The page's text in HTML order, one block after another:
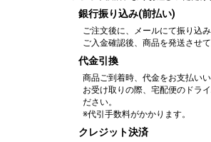
銀行振り込み(前払い)
ご注文後に、メールにて振り込
ご入金確認後、商品を発送させて
代金引換
商品ご到着時、代金をお支払いい
お受け取りの際、宅配便のドラ
ださい。
※代引手数料がかかります。
クレジット決済